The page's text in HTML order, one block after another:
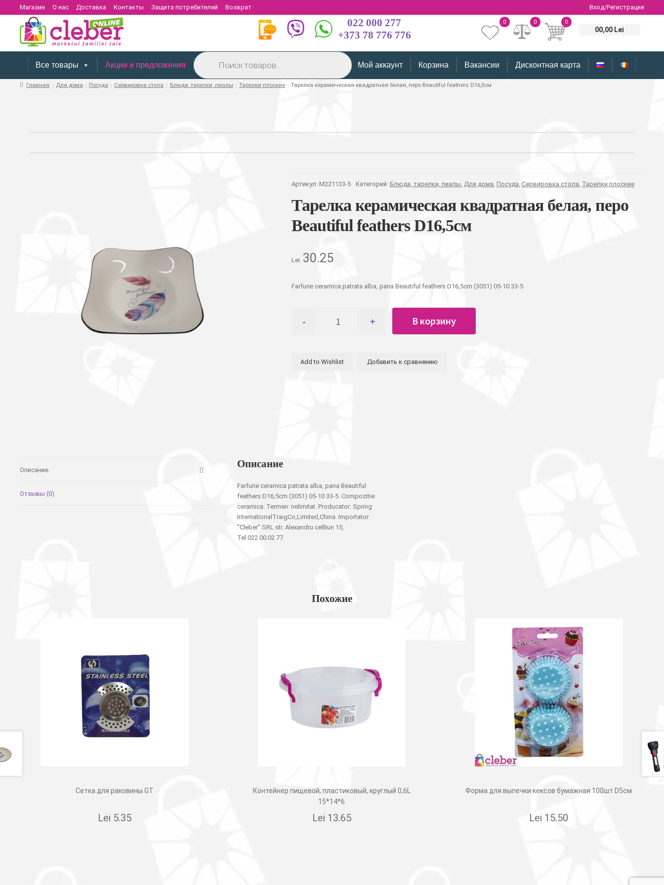
Магазин О нас Доставка Контакты Защита потребителей Возврат Вход/Регистрация
022 000 277
+373 78 776 776
0
00,00 Lei
0
0
Все товары Акции и предложения
Поиск
товаров
Мой аккаунт Корзина Вакансии Дисконтная карта
Главная Для дома Посуда Сервировка стола Блюда, тарелки, пиалы Тарелки плоские Тарелка керамическая квадратная белая, перо Beautiful feathers D16,5см
Артикул: M221133-5 Категорий: Блюда, тарелки, пиалы, Для дома, Посуда, Сервировка стола, Тарелки плоские
Тарелка керамическая квадратная белая, перо
Beautiful feathers D16,5см
Lei 30.25
Farfurie ceramica patrata alba, pana Beautiful feathers D16,5cm (3051) 05-10 33-5
товара
белая,
В корзину
Add to Wishlist Добавить к сравнению
Описание
Отзывы (0)
Описание
Farfurie ceramica patrata alba, pana Beautiful
feathers D16,5cm (3051) 05-10 33-5. Compozitie:
ceramica. Termen: nelimitat. Producator: Spring
InternationalTraigCo,Limited,China. Importator:
”Cleber” SRL str. Alexandru celBun 15,
Tel.022.00.02.77
Похожие
Сетка для раковины GT
Lei 5.35
Контейнер пищевой, пластиковый, круглый 0,6L
15*14*6
Lei 13.65
Форма для выпечки кексов бумажная 100шт D5см
Lei 15.50